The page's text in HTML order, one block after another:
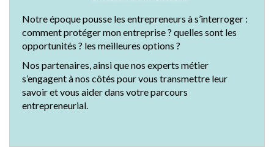
Notre époque pousse les entrepreneurs à s’interroger :
comment protéger mon entreprise ? quelles sont les
opportunités ? les meilleures options ?
Nos partenaires, ainsi que nos experts métier
s’engagent à nos côtés pour vous transmettre leur
savoir et vous aider dans votre parcours
entrepreneurial.